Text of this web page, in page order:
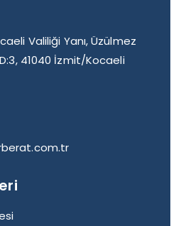
Valiliği Yanı, Üzülmez
D:3, 41040 İzmit/Kocaeli